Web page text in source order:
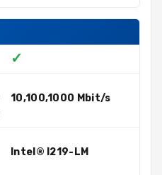
✓
10,100,1000 Mbit/s
Intel® I219-LM